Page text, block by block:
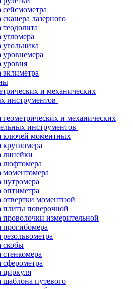
сейсмометра
лазерного
угольника
уровнемера
уровня
эклиметра
и механических
инструментов
геометрических и механических
инструментов
ключей моментных
линейки
люфтомера
моментомера
нутромера
оптиметра
отвертки моментной
плиты поверочной
проволочки измерительной
прогибомера
скобы
сферометра
циркуля
шаблона путевого